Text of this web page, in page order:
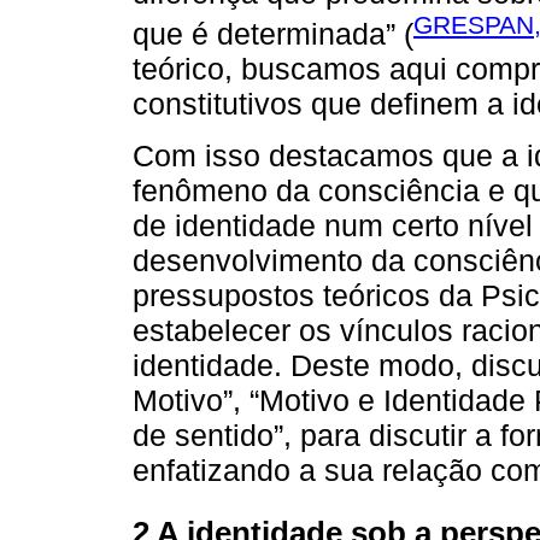
que é determinada” (
teórico, buscamos aqui
constitutivos que definem a
Com isso destacamos que a
fenômeno da consciência e
de identidade num certo
desenvolvimento da
pressupostos teóricos da
estabelecer os vínculos
identidade. Deste modo,
Motivo”, “Motivo e
de sentido”, para discutir a
enfatizando a sua relação
2 A identidade sob a